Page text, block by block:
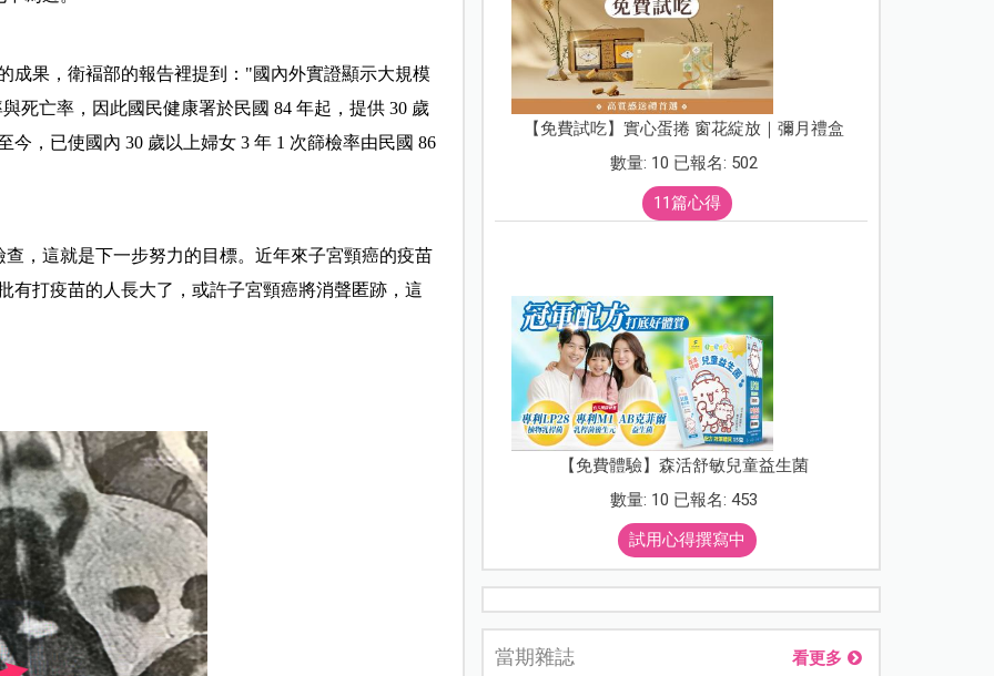
成果，衛褔部的報告裡提到："國內外實證顯示大規模
死亡率，因此國民健康署於民國 84 年起，提供 30 歲
，已使國內 30 歲以上婦女 3 年 1 次篩檢率由民國 86
，這就是下一步努力的目標。近年來子宮頸癌的疫苗
有打疫苗的人長大了，或許子宮頸癌將消聲匿跡，這
【免費試吃】實心蛋捲 窗花綻放｜彌月禮盒
數量: 10 已報名: 502
11篇心得
【免費體驗】森活舒敏兒童益生菌
數量: 10 已報名: 453
試用心得撰寫中
當期雜誌 看更多